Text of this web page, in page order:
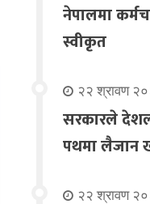
नेपालमा
स्वीकृत
२२ श्रावण
सरकारले
पथमा लैजान
२२ श्रावण